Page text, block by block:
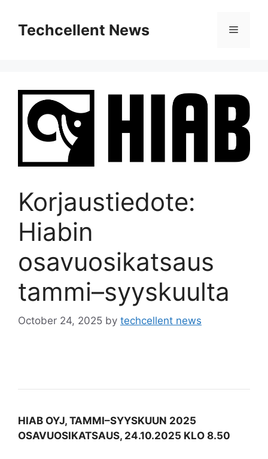
contentTechcellent News Menu
Korjaustiedote:
Hiabin
osavuosikatsaus
tammi–syyskuulta
October 24, 2025 by techcellent news
HIAB OYJ, TAMMI–SYYSKUUN 2025
OSAVUOSIKATSAUS, 24.10.2025 KLO 8.50